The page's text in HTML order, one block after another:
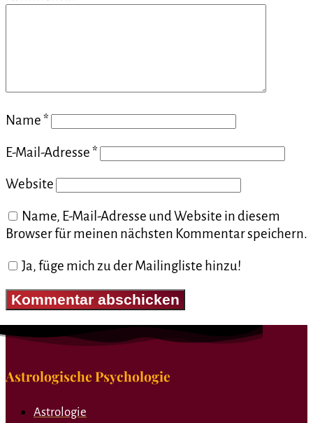
Name*
E-Mail-Adresse*
Website
Name, E-Mail-Adresse und Website in diesem
Browser für meinen nächsten Kommentar speichern.
Ja, füge mich zu der Mailingliste hinzu!
Astrologische Psychologie
Astrologie